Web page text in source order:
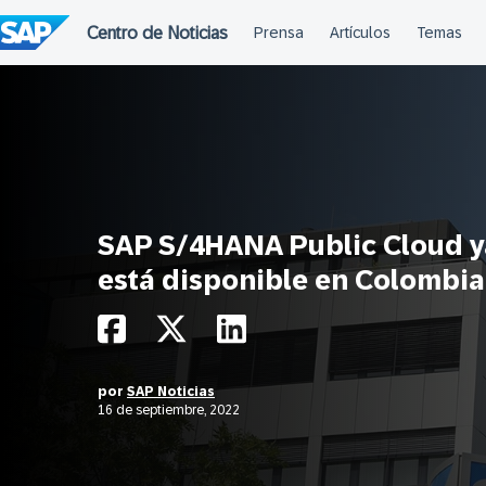
al
contenido
SAP S/4HANA Public Cloud
está disponible en Colombia
por SAP Noticias
16 de septiembre, 2022